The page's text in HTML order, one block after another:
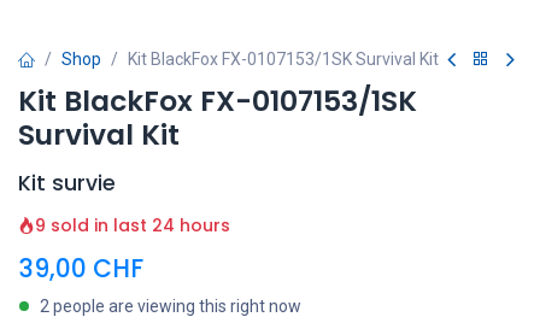
Shop Kit BlackFox FX-0107153/1SK Survival Kit
Kit BlackFox FX-0107153/1SK
Survival Kit
Kit survie
9 sold in last 24 hours
39,00 CHF
2 people are viewing this right now